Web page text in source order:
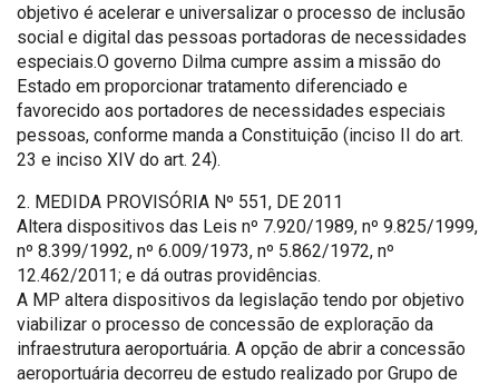
objetivo é acelerar e universalizar o processo de inclusão
social e digital das pessoas portadoras de necessidades
especiais.O governo Dilma cumpre assim a missão do
Estado em proporcionar tratamento diferenciado e
favorecido aos portadores de necessidades especiais
pessoas, conforme manda a Constituição (inciso II do art.
23 e inciso XIV do art. 24).
2. MEDIDA PROVISÓRIA Nº 551, DE 2011
Altera dispositivos das Leis nº 7.920/1989, nº 9.825/1999,
nº 8.399/1992, nº 6.009/1973, nº 5.862/1972, nº
12.462/2011; e dá outras providências.
A MP altera dispositivos da legislação tendo por objetivo
viabilizar o processo de concessão de exploração da
infraestrutura aeroportuária. A opção de abrir a concessão
aeroportuária decorreu de estudo realizado por Grupo de